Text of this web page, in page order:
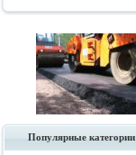
Популярные категории